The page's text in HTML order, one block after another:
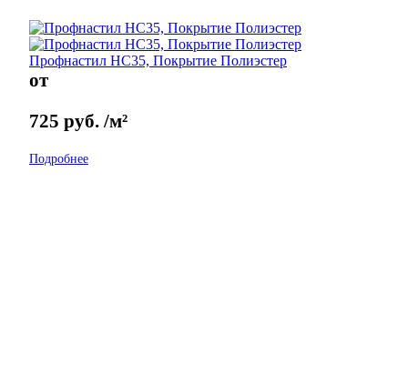
Профнастил НС35, Покрытие Полиэстер
от
725 руб. /м²
Подробнее